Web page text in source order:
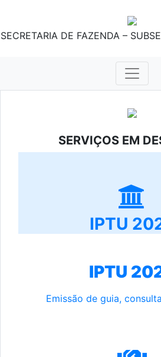
SECRETARIA DE FAZENDA –
SERVIÇOS EM
IPTU
IPTU
Emissão de guia,